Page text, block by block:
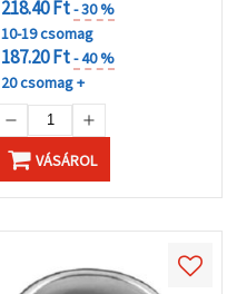
218.40 Ft- 30 %
10-19 csomag
187.20 Ft- 40 %
20 csomag +
VÁSÁROL